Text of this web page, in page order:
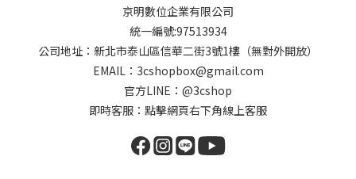
京明數位企業有限公司
統一編號:97513934
公司地址：新北市泰山區信華二街3號1樓（無對外開放）
EMAIL：3cshopbox@gmail.com
官方LINE：@3cshop
即時客服：點擊網頁右下角線上客服